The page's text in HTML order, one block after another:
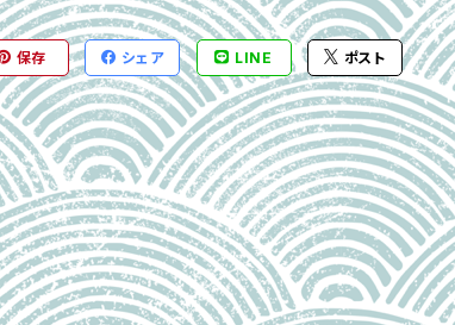
保存 シェア LINE ポスト